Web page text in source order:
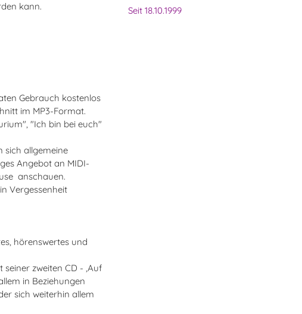
kann.
Gebrauch kostenlos
im MP3-Format.
"Ich bin bei euch"
sich allgemeine
Angebot an MIDI-
anschauen.
Vergessenheit
hörenswertes und
zweiten CD - ‚Auf
in Beziehungen
sich weiterhin allem
Seit 18.10.1999